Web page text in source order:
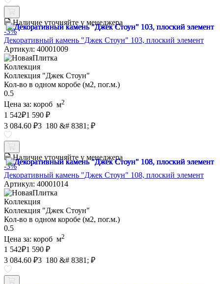
Наличие уточняйте у менеджера
-3%
Декоративный камень "Джек Стоун" 103, плоский элемент
Артикул: 40001009
Коллекция
Коллекция "Джек Стоун"
Кол-во в одном коробе (м2, пог.м.)
0.5
Цена за: короб м2
1 542₽1 590 ₽
3 084.60 ₽3 180 &# 8381; ₽
Наличие уточняйте у менеджера
-3%
Декоративный камень "Джек Стоун" 108, плоский элемент
Артикул: 40001014
Коллекция
Коллекция "Джек Стоун"
Кол-во в одном коробе (м2, пог.м.)
0.5
Цена за: короб м2
1 542₽1 590 ₽
3 084.60 ₽3 180 &# 8381; ₽